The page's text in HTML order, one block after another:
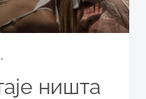
ништа